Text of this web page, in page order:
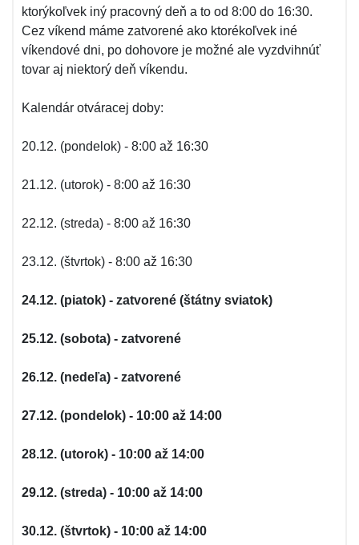
ktorýkoľvek iný pracovný deň a to od 8:00 do 16:30.
Cez víkend máme zatvorené ako ktorékoľvek iné
víkendové dni, po dohovore je možné ale vyzdvihnúť
tovar aj niektorý deň víkendu.
Kalendár otváracej doby:
20.12. (pondelok) - 8:00 až 16:30
21.12. (utorok) - 8:00 až 16:30
22.12. (streda) - 8:00 až 16:30
23.12. (štvrtok) - 8:00 až 16:30
24.12. (piatok) - zatvorené (štátny sviatok)
25.12. (sobota) - zatvorené
26.12. (nedeľa) - zatvorené
27.12. (pondelok) - 10:00 až 14:00
28.12. (utorok) - 10:00 až 14:00
29.12. (streda) - 10:00 až 14:00
30.12. (štvrtok) - 10:00 až 14:00